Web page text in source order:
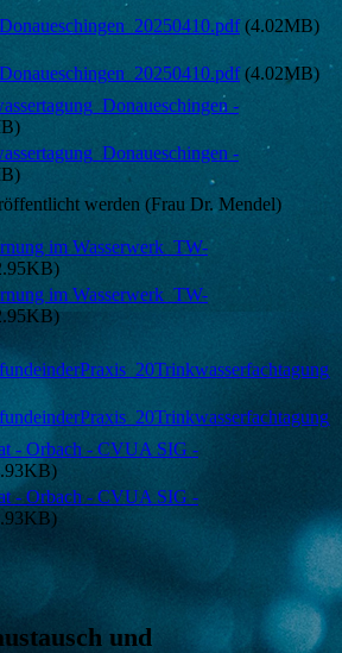
(4.02MB)
(4.02MB)
-
-
werden (Frau Dr. Mendel)
im Wasserwerk_TW-
im Wasserwerk_TW-
- Orbach - CVUA SIG -
- Orbach - CVUA SIG -
und